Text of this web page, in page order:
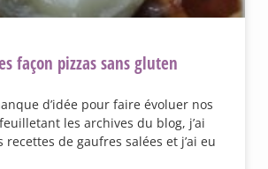
façon pizzas sans gluten
d’idée pour faire évoluer nos
les archives du blog, j’ai
recettes de gaufres salées et j’ai eu